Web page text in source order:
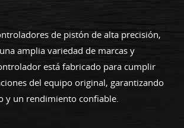
de pistón de alta precisión,
amplia variedad de marcas y
está fabricado para cumplir
del equipo original, garantizando
y un rendimiento confiable.